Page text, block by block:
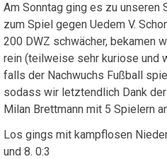
Am Sonntag ging es zu unseren
zum Spiel gegen Uedem V.
200 DWZ schwächer, bekamen
rein (teilweise sehr kuriose und
falls der Nachwuchs Fußball
sodass wir letztendlich Dank
Milan Brettmann mit 5 Spielern
Los gings mit kampflosen
und 8. 0:3